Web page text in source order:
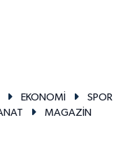
EKONOMİ
SPOR
MAGAZİN